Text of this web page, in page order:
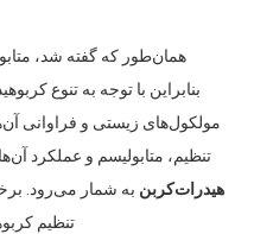
همان‌طور که گفته شد،
بنابراین با توجه به تنوع
مولکول‌های زیستی و فراوانی
تنظیم، متابولیسم و عملکرد
هیدرات‌کربن به شمار می‌رود.
تنظیم